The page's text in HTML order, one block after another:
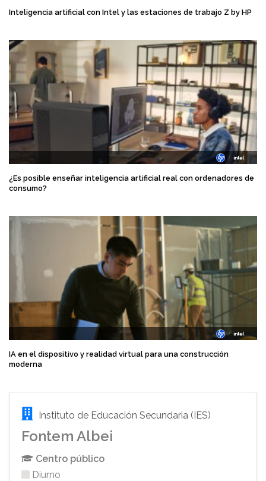
Inteligencia artificial con Intel y las estaciones de trabajo Z by HP
¿Es posible enseñar inteligencia artificial real con ordenadores de
consumo?
IA en el dispositivo y realidad virtual para una construcción
moderna
Instituto de Educación Secundaria (IES)
Fontem Albei
Centro público
Diurno